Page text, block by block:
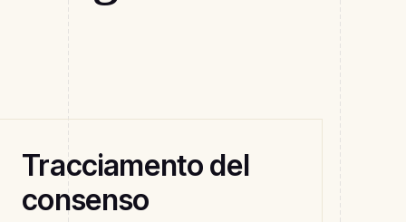
Tracciamento del
consenso